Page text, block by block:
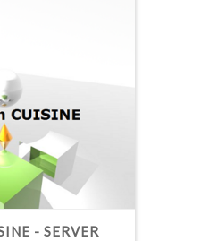
- SERVER